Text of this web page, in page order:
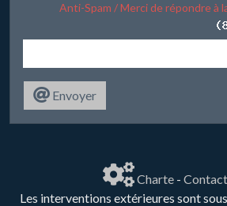
Anti-Spam / Merci de répondre à
Envoyer
Charte- Contact
Les interventions extérieures sont